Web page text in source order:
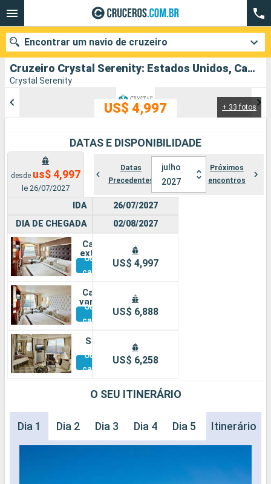
Cruzeiro Crystal Serenity: Estados Unidos, Canadá partindo de Vancouver
Crystal Serenity
+ 33 fotos
US$ 4,997
DATAS E DISPONIBILIDADE
desde us$ 4,997
le 26/07/2027
Datas
Precedentes
julho
2027
Próximos
encontros
IDA
DIA DE CHEGADA
Cabine
externa
Outras
cabines
Cabine
varanda
Outras
cabines
Suíte
Outras
cabines
26/07/2027
02/08/2027
US$ 4,997
US$ 6,888
US$ 6,258
O SEU ITINERÁRIO
Dia 1 Dia 2 Dia 3 Dia 4 Dia 5 Dia 6 Dia
Itinerário
Encontrar um navio de cruzeiro
Cidades Companhias
Pesquisar